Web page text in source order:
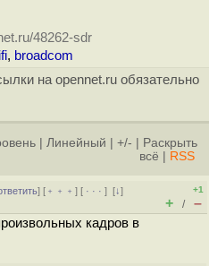
48262-sdr
, broadcom
на opennet.ru обязательно
Линейный +/-
Раскрыть
всё
RSS
] [ ﹢﹢﹢] [ · · ·][↓]
+1
+ / –
кадров в